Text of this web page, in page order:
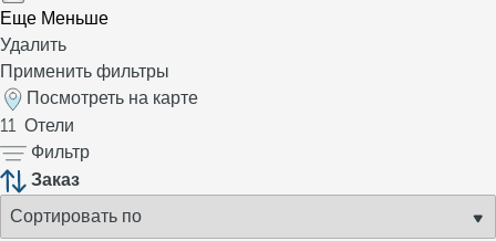
Еще Меньше
Удалить
Применить фильтры
Посмотреть на карте
11 Отели
Фильтр
Заказ